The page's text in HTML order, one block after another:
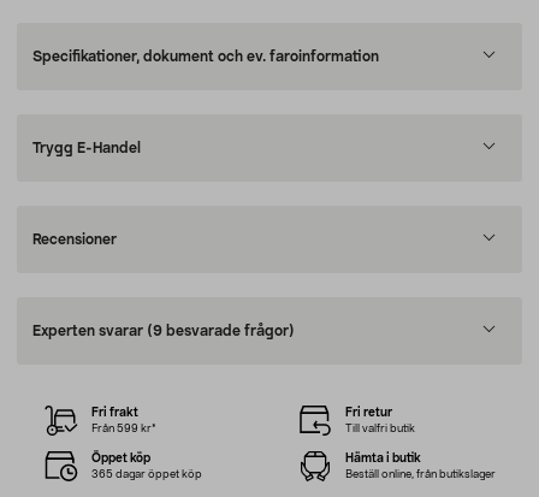
Specifikationer, dokument och ev. faroinformation
Trygg E-Handel
Recensioner
Experten svarar (9 besvarade frågor)
Fri frakt
Från 599 kr*
Fri retur
Till valfri butik
Öppet köp
365 dagar öppet köp
Hämta i butik
Beställ online, från butikslager